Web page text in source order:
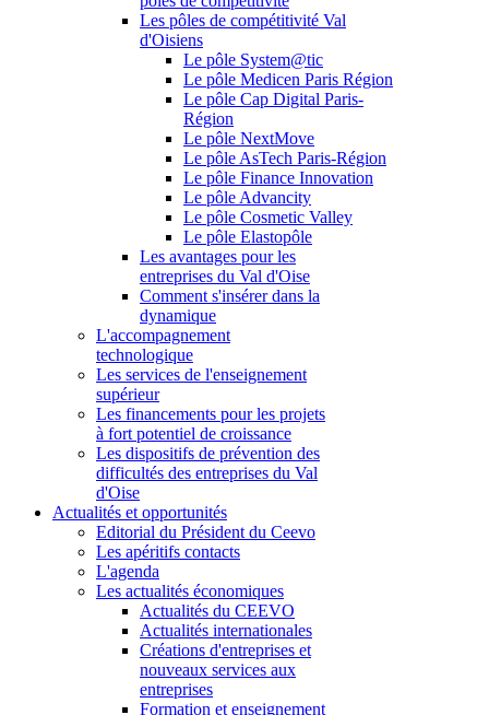
Les pôles de compétitivité Val
d'Oisiens
Le pôle System@tic
Le pôle Medicen Paris Région
Le pôle Cap Digital Paris-
Région
Le pôle NextMove
Le pôle AsTech Paris-Région
Le pôle Finance Innovation
Le pôle Advancity
Le pôle Cosmetic Valley
Le pôle Elastopôle
Les avantages pour les
entreprises du Val d'Oise
Comment s'insérer dans la
dynamique
L'accompagnement
technologique
Les services de l'enseignement
supérieur
Les financements pour les projets
à fort potentiel de croissance
Les dispositifs de prévention des
difficultés des entreprises du Val
d'Oise
Actualités et opportunités
Editorial du Président du Ceevo
Les apéritifs contacts
L'agenda
Les actualités économiques
Actualités du CEEVO
Actualités internationales
Créations d'entreprises et
nouveaux services aux
entreprises
Formation et enseignement